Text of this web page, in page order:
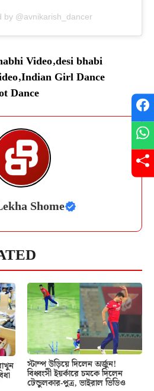
by @avnikarish_dancer
Video,desi bhabi
,Indian Girl Dance
Dance
Shome
স্টাম্প উড়িয়ে দিলেন অর্জুন!
বিধ্বংসী ইয়র্কারে চমকে দিলেন
টেন্ডুলকার-পুত্র, ভাইরাল ভিডিও